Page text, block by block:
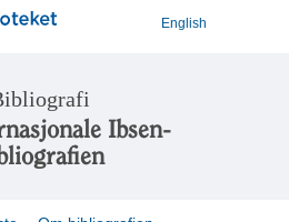
English
Ibsen-